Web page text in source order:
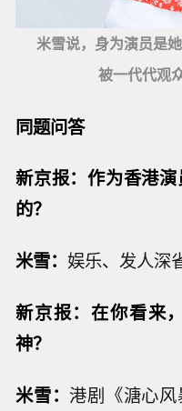
米雪说，身为演员是
被一代代观
同题问答
新京报：作为香港
的？
米雪：娱乐、发人深
新京报：在你看来
神？
米雪： 港剧《溏心